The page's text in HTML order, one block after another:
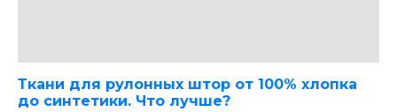
Ткани для рулонных штор от 100% хлопка
до синтетики. Что лучше?